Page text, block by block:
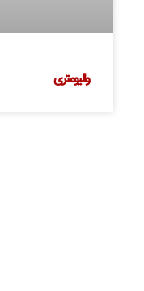
والیومتری